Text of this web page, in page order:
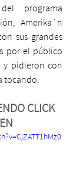
programa
Amerika´n
sus grandes
por el público
y pidieron con
tocando.
CLICK